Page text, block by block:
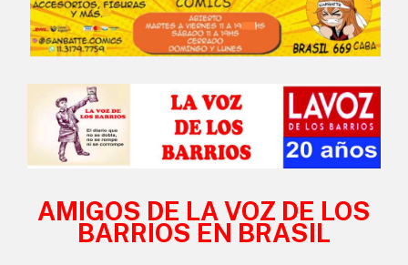
AMIGOS DE LA VOZ DE LOS
BARRIOS EN BRASIL